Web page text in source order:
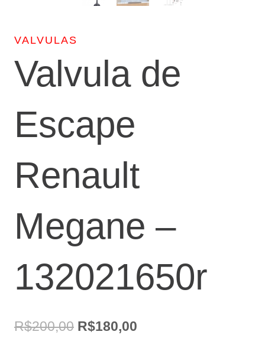
VALVULAS
Valvula de
Escape
Renault
Megane –
132021650r
R$200,00 O
R$180,00